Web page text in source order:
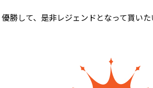
優勝して、是非レジェンドとなって貰いた